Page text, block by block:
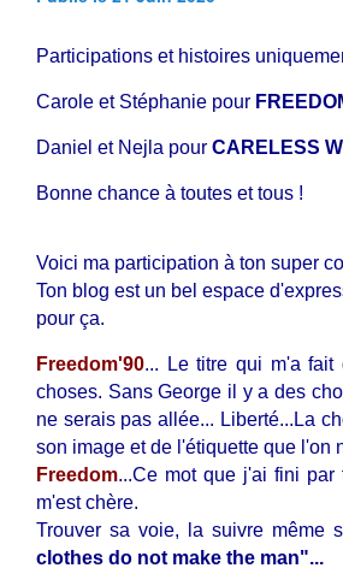
Participations et histoires
Carole et Stéphanie pour
Daniel et Nejla pour CARELESS
Bonne chance à toutes et tous !
Voici ma participation à ton super
Ton blog est un bel espace
pour ça.
Freedom'90... Le titre qui m'a fait
choses. Sans George il y a des
ne serais pas allée... Liberté...La
son image et de l'étiquette que l'on
Freedom...Ce mot que j'ai fini par
m'est chère.
Trouver sa voie, la suivre même
clothes do not make the man"...